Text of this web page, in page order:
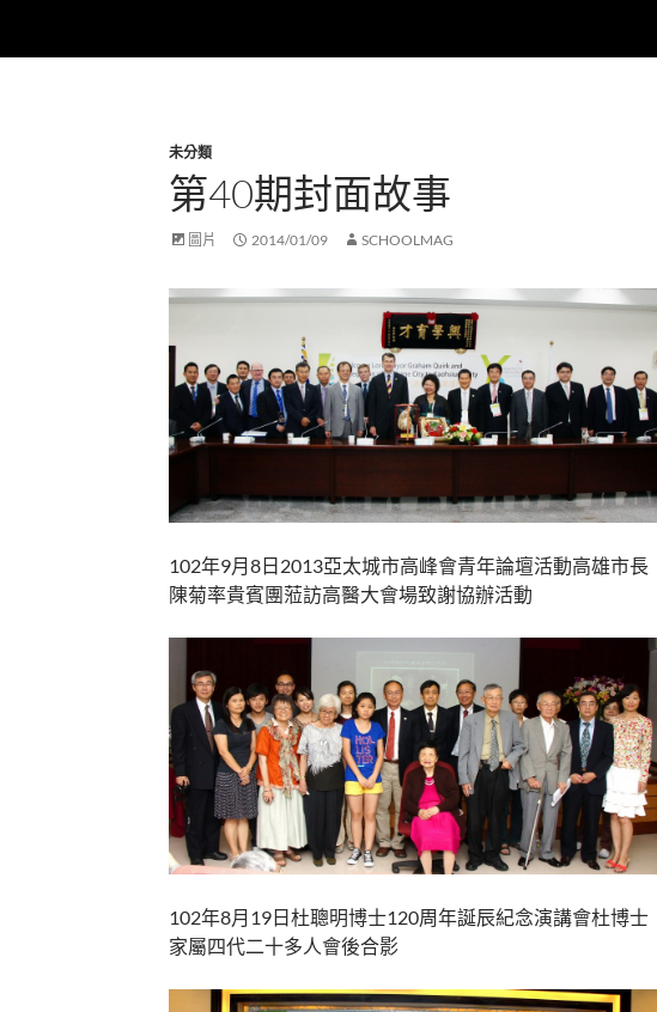
未分類
第40期封面故事
圖片 2014/01/09 SCHOOLMAG
102年9月8日2013亞太城市高峰會青年論壇活動高雄市長
陳菊率貴賓團蒞訪高醫大會場致謝協辦活動
102年8月19日杜聰明博士120周年誕辰紀念演講會杜博士
家屬四代二十多人會後合影